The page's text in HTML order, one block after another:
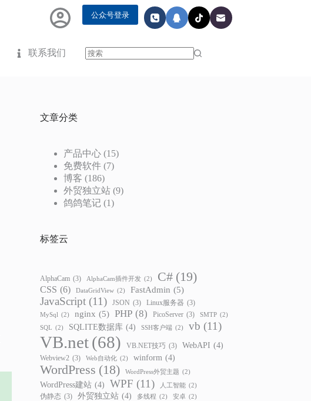
公众号登录
联系我们
文章分类
产品中心 (15)
免费软件 (7)
博客 (186)
外贸独立站 (9)
鸽鸽笔记 (1)
标签云
AlphaCam (3) AlphaCam插件开发 (2) C# (19)
CSS (6) DataGridView (2) FastAdmin (5)
JavaScript (11) JSON (3) Linux服务器 (3)
MySql (2) nginx (5) PHP (8) PicoServer (3) SMTP (2)
SQL (2) SQLITE数据库 (4) SSH客户端 (2) vb (11)
VB.net(68) VB.NET技巧 (3) WebAPI (4)
Webview2 (3) Web自动化 (2) winform (4)
WordPress (18) WordPress外贸主题 (2)
WordPress建站 (4) WPF (11) 人工智能 (2)
伪静态 (3) 外贸独立站 (4) 多线程 (2) 安卓 (2)